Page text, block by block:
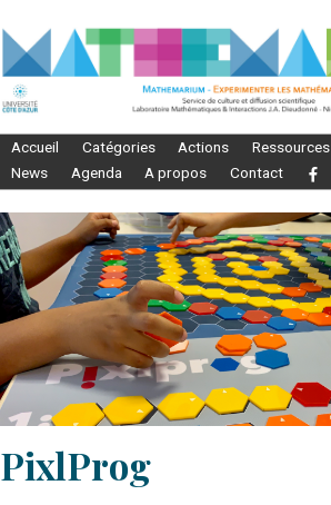
Accueil Catégories Actions Ressources
News
Agenda A propos Contact
PixlProg